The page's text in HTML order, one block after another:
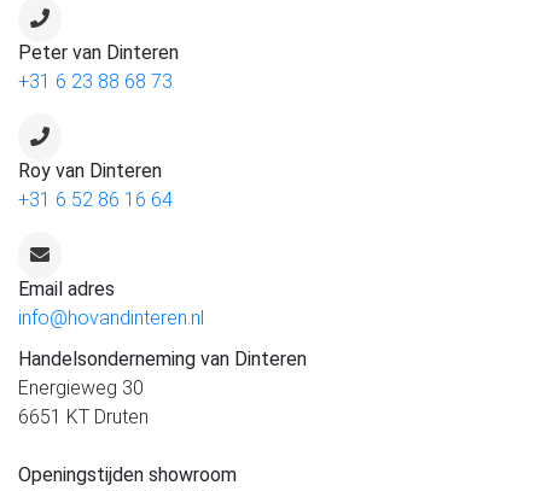
Peter van Dinteren
+31 6 23 88 68 73
Roy van Dinteren
+31 6 52 86 16 64
Email adres
info@hovandinteren.nl
Handelsonderneming van Dinteren
Energieweg 30
6651 KT Druten
Openingstijden showroom